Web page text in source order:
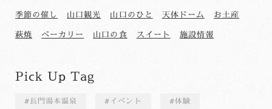
季節の催し 山口観光 山口のひと 天体ドーム
お土産
萩焼
ベーカリー 山口の食 スイート 施設情報
Pick Up Tag
長門湯本温泉 イベント 体験